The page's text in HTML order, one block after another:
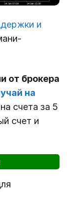
и
от брокера
на
счета за 5
счет и